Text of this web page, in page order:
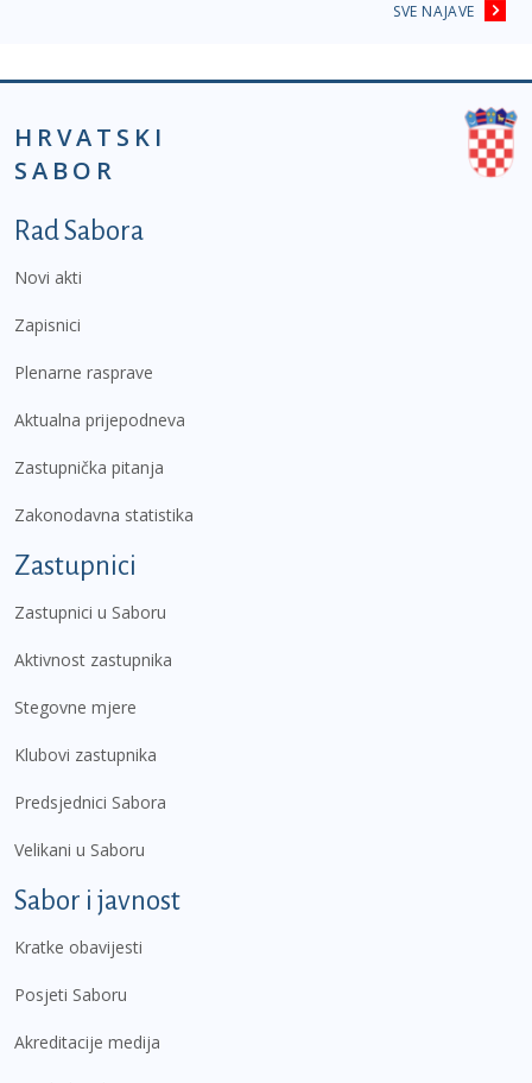
SVE NAJAVE
HRVATSKI
SABOR
Podnožje prvi izbornik
Rad Sabora
Novi akti
Zapisnici
Plenarne rasprave
Aktualna prijepodneva
Zastupnička pitanja
Zakonodavna statistika
Zastupnici
Zastupnici u Saboru
Aktivnost zastupnika
Stegovne mjere
Klubovi zastupnika
Predsjednici Sabora
Velikani u Saboru
Sabor i javnost
Kratke obavijesti
Posjeti Saboru
Akreditacije medija